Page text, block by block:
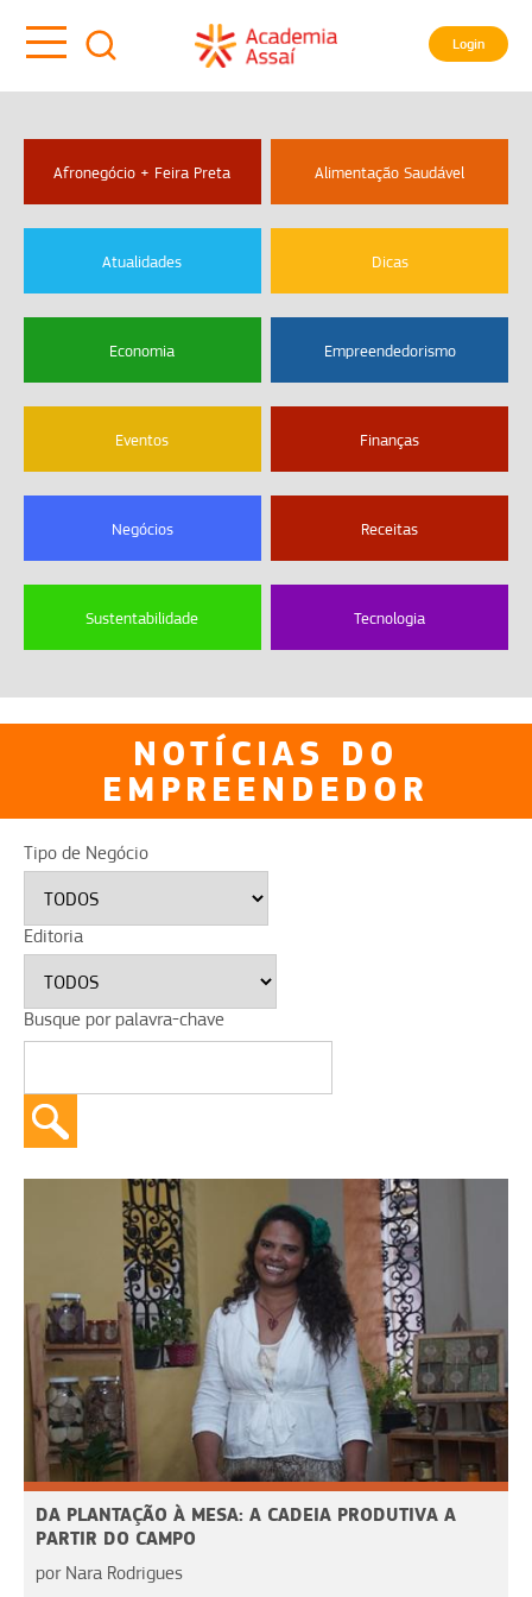
Login
Afronegócio + Feira Preta Alimentação Saudável
Atualidades Dicas
Economia Empreendedorismo
Eventos Finanças
Negócios Receitas
Sustentabilidade Tecnologia
NOTÍCIAS DO
EMPREENDEDOR
Tipo de Negócio
Editoria
Busque por palavra-chave
DA PLANTAÇÃO À MESA: A CADEIA PRODUTIVA A
PARTIR DO CAMPO
por Nara Rodrigues